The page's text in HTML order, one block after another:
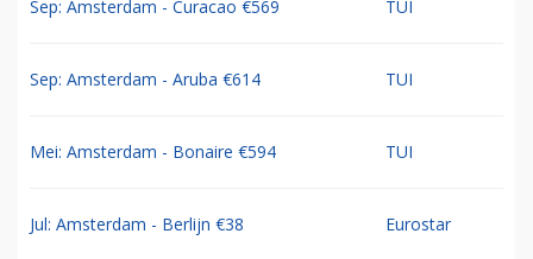
Sep: Amsterdam - Curacao €569 TUI
Sep: Amsterdam - Aruba €614 TUI
Mei: Amsterdam - Bonaire €594 TUI
Jul: Amsterdam - Berlijn €38 Eurostar